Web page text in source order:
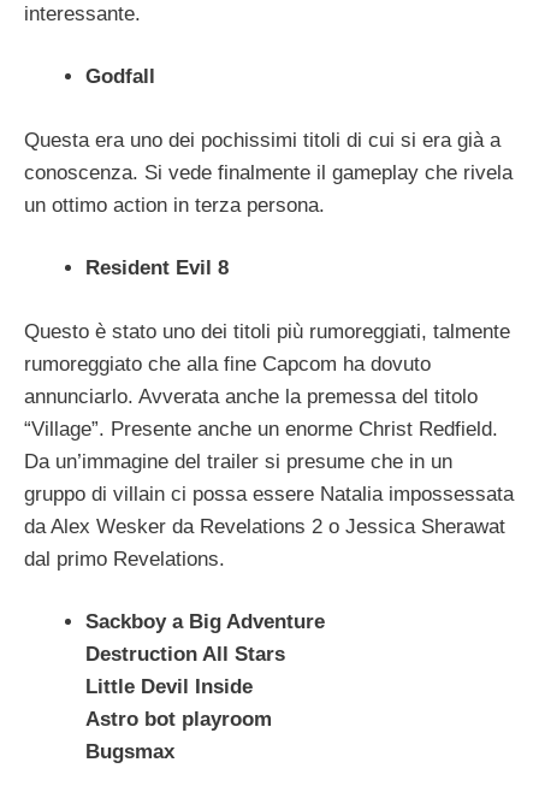
interessante.
Godfall
Questa era uno dei pochissimi titoli di cui si era già a
conoscenza. Si vede finalmente il gameplay che rivela
un ottimo action in terza persona.
Resident Evil 8
Questo è stato uno dei titoli più rumoreggiati, talmente
rumoreggiato che alla fine Capcom ha dovuto
annunciarlo. Avverata anche la premessa del titolo
“Village”. Presente anche un enorme Christ Redfield.
Da un’immagine del trailer si presume che in un
gruppo di villain ci possa essere Natalia impossessata
da Alex Wesker da Revelations 2 o Jessica Sherawat
dal primo Revelations.
Sackboy a Big Adventure
Destruction All Stars
Little Devil Inside
Astro bot playroom
Bugsmax